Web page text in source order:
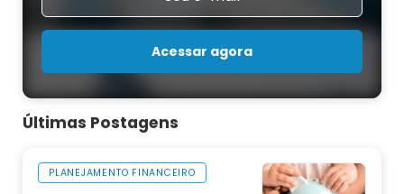
Acessar agora
Últimas Postagens
PLANEJAMENTO FINANCEIRO